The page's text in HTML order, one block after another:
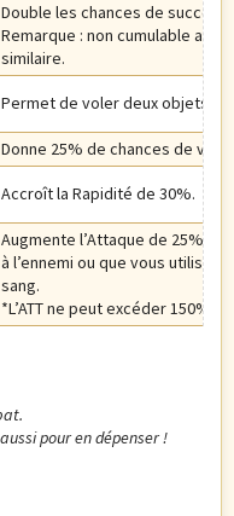
Double les chances de succès
Remarque : non cumulable
similaire.
Permet de voler deux objets au
Donne 25% de chances de
Accroît la Rapidité de 30%.
Augmente l’Attaque de 25%
à l’ennemi ou que vous utilisez
sang.
*L’ATT ne peut excéder 150%.
pour en dépenser !